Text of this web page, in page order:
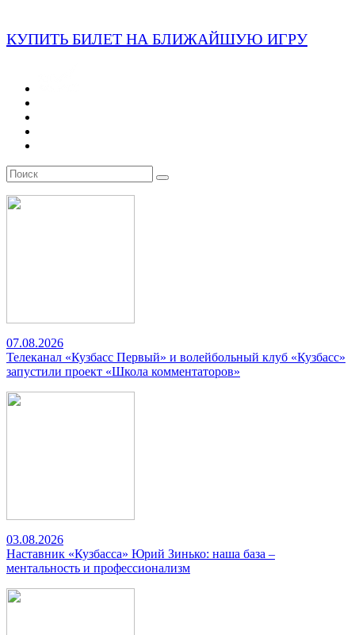
КУПИТЬ БИЛЕТ НА БЛИЖАЙШУЮ ИГРУ
07.08.2026
Телеканал «Кузбасс Первый» и волейбольный клуб «Кузбасс»
запустили проект «Школа комментаторов»
03.08.2026
Наставник «Кузбасса» Юрий Зинько: наша база –
ментальность и профессионализм